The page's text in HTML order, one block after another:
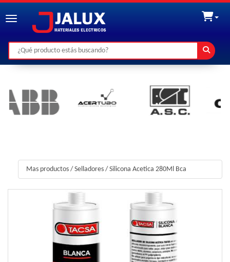
Toggle navigation
Mas productos / Selladores / Silicona Acetica 280Ml Bca